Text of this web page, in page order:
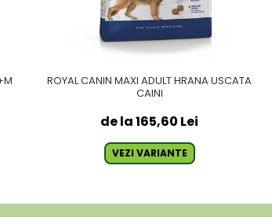
ROYAL CANIN MAXI ADULT HRANA USCATA
CAINI
de la 165,60 Lei
VEZI VARIANTE